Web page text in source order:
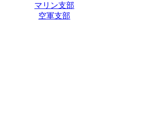
マリン支部
空軍支部